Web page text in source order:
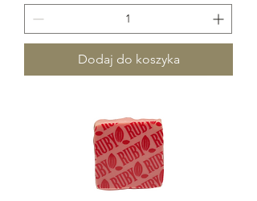
Dodaj do koszyka